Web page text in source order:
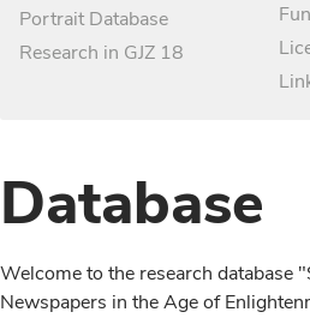
Portrait Database
Research in GJZ 18
Database
Welcome to the research database
Newspapers in the Age of